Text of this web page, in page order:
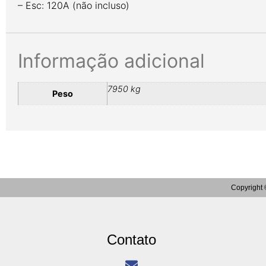
– Esc: 120A (não incluso)
Informação adicional
Peso 7950 kg
Copyright
Contato